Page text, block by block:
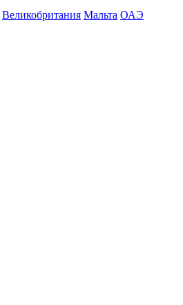
Великобритания Мальта ОАЭ